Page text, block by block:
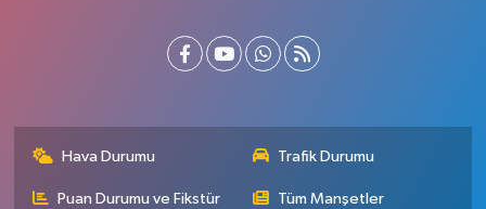
Hava Durumu Trafik Durumu
Puan Durumu ve Fikstür Tüm Manşetler